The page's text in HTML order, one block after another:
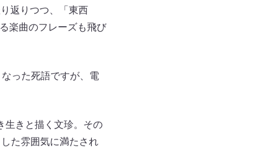
返りつつ、「東西
楽曲のフレーズも飛び
った死語ですが、電
生きと描く文珍。その
た雰囲気に満たされ